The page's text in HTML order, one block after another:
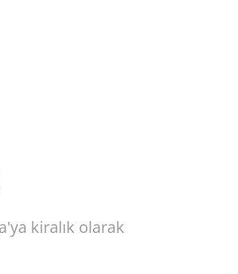
kiralık olarak